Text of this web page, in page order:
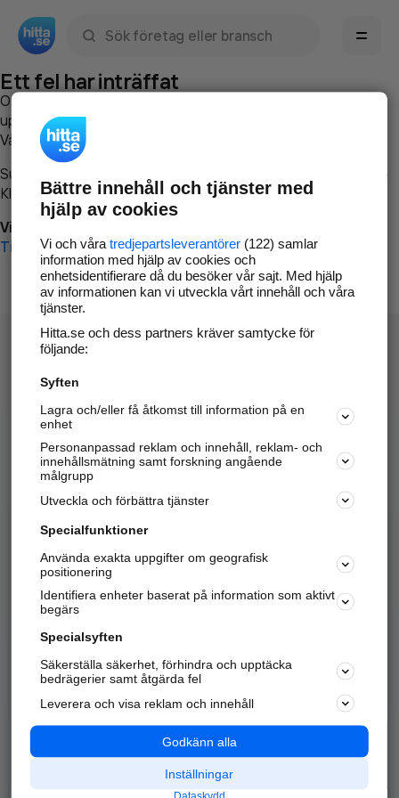
Ett fel har inträffat
Om du vill kan du
uppstod så att vi lättare och snabbare kan avhjälpa det.
Vänligen försök med följande:
Surfa till
Klicka påTillbaka-knappen i webbläsaren och försök igen
Vi beklagar besväret!
Till startsidan
Hitta.se - Gratis nummerupplysning.
Sök företag, personer och platser.
Hitta telefonnummer, adresser, företagsinfo mm.
Marknadsför företaget
Kom igång och annonsera mot
samarbetspartners nära dig.
Alla kategorier
Populära sökningar
API & Kartor
Annonsera
Integritet
Nödnummer
Bättre innehåll och tjänster med
hjälp av cookies
Vi och våra tredjepartsleverantörer(122) samlar
information med hjälp av cookies och
enhetsidentifierare då du besöker vår sajt. Med hjälp
av informationen kan vi utveckla vårt innehåll och våra
tjänster.
Hitta.se och dess partners kräver samtycke för
följande:
Syften
Lagra och/eller få åtkomst till information på en
enhet
Personanpassad reklam och innehåll, reklam- och
innehållsmätning samt forskning angående
målgrupp
Utveckla och förbättra tjänster
Specialfunktioner
Använda exakta uppgifter om geografisk
positionering
Identifiera enheter baserat på information som aktivt
begärs
Specialsyften
Säkerställa säkerhet, förhindra och upptäcka
bedrägerier samt åtgärda fel
Leverera och visa reklam och innehåll
Godkänn alla
Inställningar
Dataskydd